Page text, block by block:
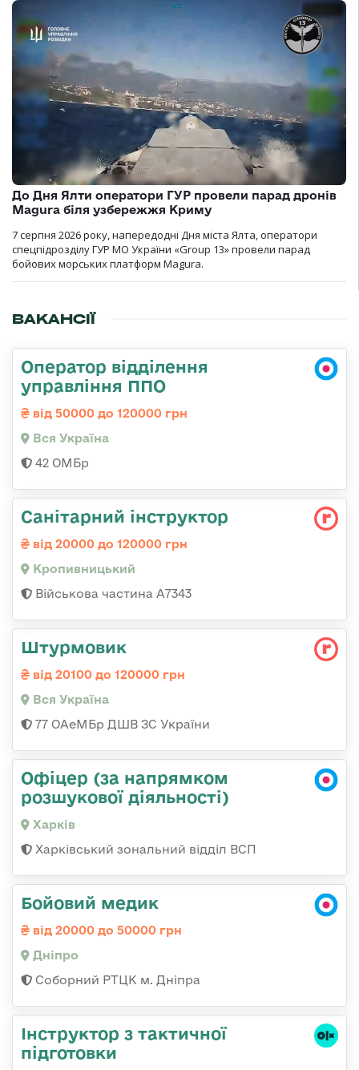
До Дня Ялти оператори ГУР провели парад дронів
Magura біля узбережжя Криму
7 серпня 2026 року, напередодні Дня міста Ялта, оператори
спецпідрозділу ГУР МО України «Group 13» провели парад
бойових морських платформ Magura.
ВАКАНСІЇ
Оператор відділення
управління ППО
від 50000 до 120000 грн
Вся Україна
42 ОМБр
Санітарний інструктор
від 20000 до 120000 грн
Кропивницький
Військова частина А7343
Штурмовик
від 20100 до 120000 грн
Вся Україна
77 ОАеМБр ДШВ ЗС України
Офіцер (за напрямком
розшукової діяльності)
Харків
Харківський зональний відділ ВСП
Бойовий медик
від 20000 до 50000 грн
Дніпро
Соборний РТЦК м. Дніпра
Інструктор з тактичної
підготовки